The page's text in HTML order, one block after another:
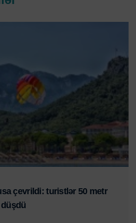
çevrildi: turistlər 50 metr